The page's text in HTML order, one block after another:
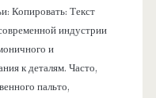
Копировать: Текст
индустрии
и
к деталям. Часто,
пальто,